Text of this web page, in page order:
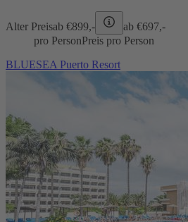
Alter Preisab €899,- ab €697,-
pro PersonPreis pro Person
BLUESEA Puerto Resort